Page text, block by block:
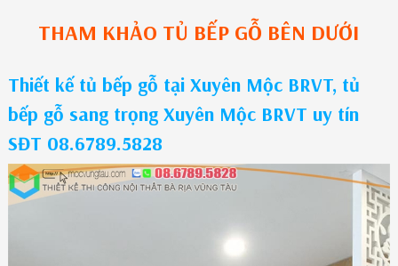
THAM KHẢO TỦ BẾP GỖ BÊN DƯỚI
Thiết kế tủ bếp gỗ tại Xuyên Mộc BRVT, tủ
bếp gỗ sang trọng Xuyên Mộc BRVT uy tín
SĐT 08.6789.5828